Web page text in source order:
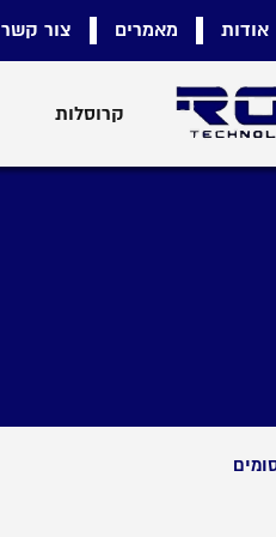
אודות מאמרים צור קשר
קרוסלות
נגישות